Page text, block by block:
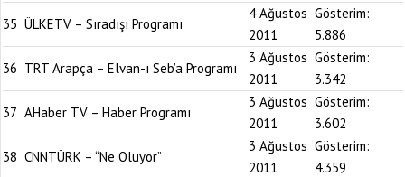
35 ÜLKETV – Sıradışı Programı
4 Ağustos
2011
Gösterim:
5.886
36 TRT Arapça – Elvan-ı Seb’a Programı
3 Ağustos
2011
Gösterim:
3.342
37 AHaber TV – Haber Programı
3 Ağustos
2011
Gösterim:
3.602
38 CNNTÜRK – “Ne Oluyor”
3 Ağustos
2011
Gösterim:
4.359